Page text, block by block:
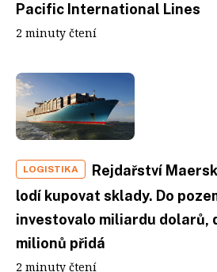
Pacific International Lines
2 minuty čtení
LOGISTIKA
Rejdařství
lodí kupovat sklady. Do
investovalo miliardu dolarů,
milionů přidá
2 minuty čtení